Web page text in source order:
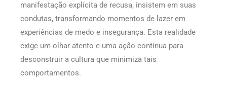
manifestação explícita de recusa, insistem em suas
condutas, transformando momentos de lazer em
experiências de medo e insegurança. Esta realidade
exige um olhar atento e uma ação contínua para
desconstruir a cultura que minimiza tais
comportamentos.